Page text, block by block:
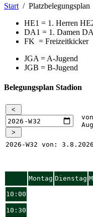
Start
Platzbelegungsplan
HE1 = 1. Herren
DA1 = 1. Damen
FK = Freizeitkicker
JGA = A-Jugend
JGB = B-Jugend
Belegungsplan Stadion
2026-W32 von: 3.8.2026
Montag Dienstag
10:00
10:30